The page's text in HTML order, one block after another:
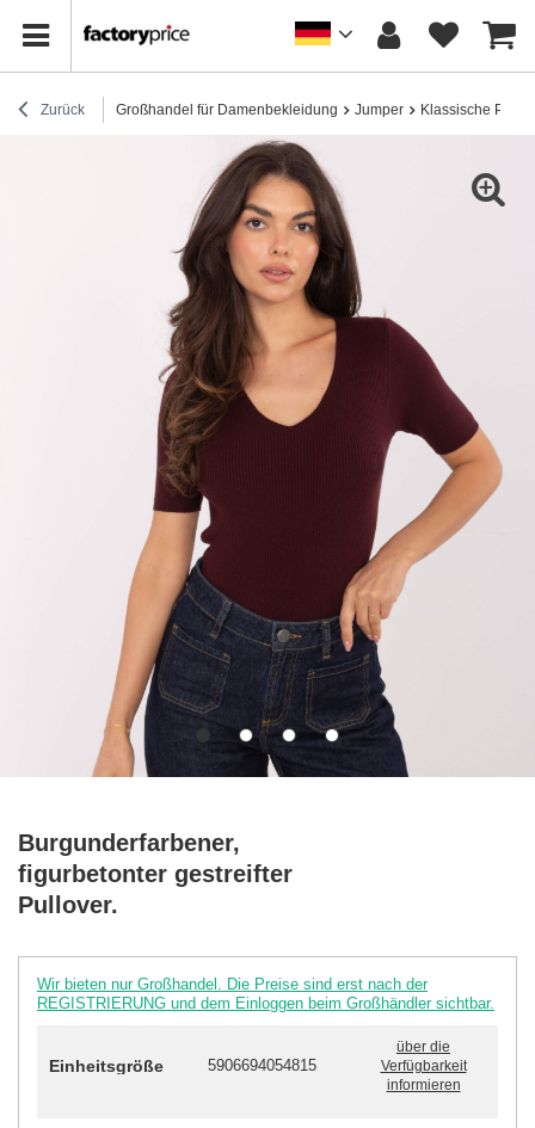
Zurück Großhandel für Damenbekleidung Jumper Klassische
Burgunderfarbener,
figurbetonter gestreifter
Pullover.
Wir bieten nur Großhandel. Die Preise sind erst nach der
REGISTRIERUNG und dem Einloggen beim Großhändler sichtbar.
Einheitsgröße 5906694054815
über die
Verfügbarkeit
informieren